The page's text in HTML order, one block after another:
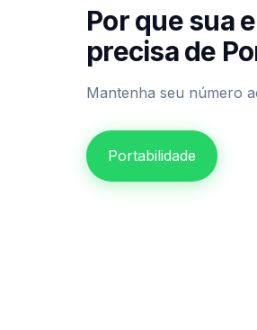
Por que sua
precisa de
Mantenha seu número
Portabilidade